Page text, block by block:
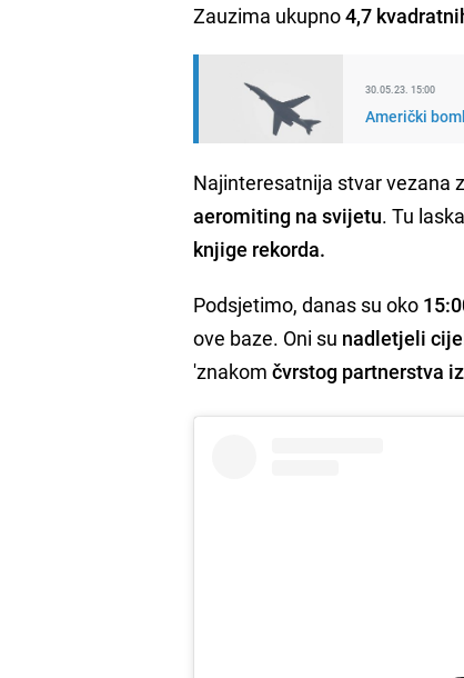
Zauzima ukupno4,7
30.05.23. 15:00
Američki
Najinteresatnija stvar vezana
aeromiting na svijetu. Tu
knjige rekorda.
Podsjetimo, danas su oko
ove baze. Oni su nadletjeli
'znakom čvrstog partnerstva